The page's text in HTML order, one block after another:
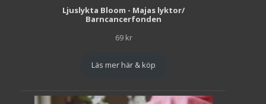
Ljuslykta Bloom - Majas lyktor/
Barncancerfonden
69 kr
Läs mer här & köp